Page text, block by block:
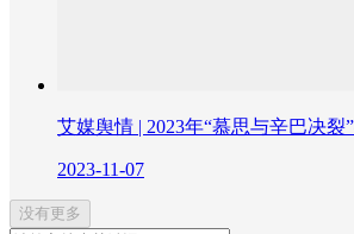
艾媒舆情 | 2023年“慕思与辛巴决
2023-11-07
没有更多